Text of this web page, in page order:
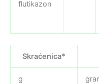
flutikazon
Skraćenica*
g